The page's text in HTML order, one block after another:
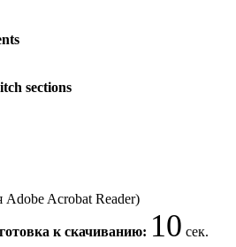
sections
Adobe Acrobat Reader)
к скачиванию: 10 сек.